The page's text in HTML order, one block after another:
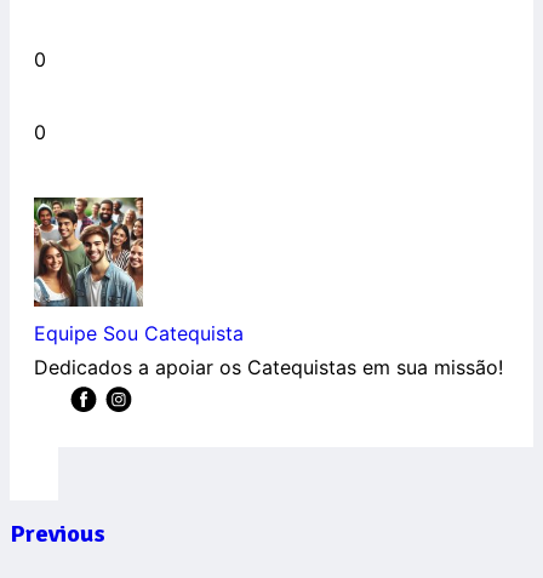
0
0
Equipe Sou Catequista
Dedicados a apoiar os Catequistas em sua missão!
Previous